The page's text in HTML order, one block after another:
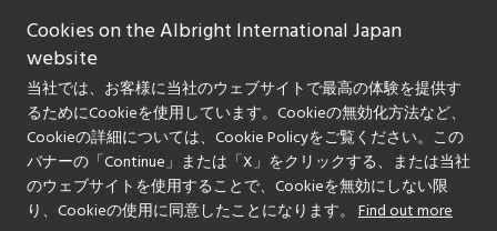
Cookies on the Albright International Japan
website
当社では、お客様に当社のウェブサイトで最高の体験を提供す
るためにCookieを使用しています。Cookieの無効化方法など、
Cookieの詳細については、Cookie Policyをご覧ください。この
バナーの「Continue」または「X」をクリックする、または当社
のウェブサイトを使用することで、Cookieを無効にしない限
り、Cookieの使用に同意したことになります。 Find out more